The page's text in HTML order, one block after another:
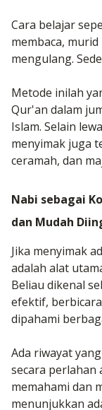
Cara belajar
membaca,
mengulang.
Metode inilah
Qur'an dalam
Islam. Selain
menyimak juga
ceramah, dan
Nabi sebagai
dan Mudah
Jika menyimak
adalah alat
Beliau dikenal
efektif,
dipahami
Ada riwayat
secara perlahan
memahami dan
menunjukkan